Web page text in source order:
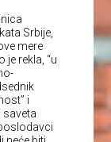
Srbije,
mere
rekla, “u
i